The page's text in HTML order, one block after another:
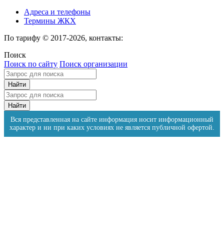
Адреса и телефоны
Термины ЖКХ
По тарифу © 2017-2026, контакты:
Поиск
Поиск по сайту Поиск организации
Вся представленная на сайте информация носит информационный
характер и ни при каких условиях не является публичной офертой.